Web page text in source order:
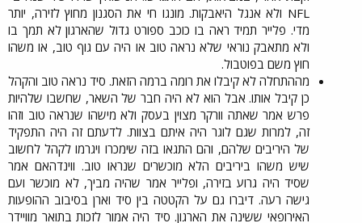
NFL ולא אנגל היאבקות. מונגו חי את הסגנון מחוץ לזירה, יותר
מדי. פלייר תמיד ראה בו כוכב ספורט גדול שהארגון לא תמך בו
ולא מתאבק נוראי שלא נראה טוב או היה עם גוף טוב, או משהו
חוץ משם בפוטבול.​
מההתחלה לא קיבלו את רומה ברמה הזאת. סיד נראה טוב והקהל
כן קיבל אותו. אבל הוא לא היה חבר של השאר, שחשבו שלהיות
פרש אמר שאתה וורקר מצוין בעסק ולא מישהו שנראה טוב וזהו
זה, למרות שגם לוגר היה איתם בצוות. לדעתם זה היה התפקיד
של היריבים שלהם, והם התגאו בזה שימכרו ויגרמו לקהל לחשוב
שיש משהו ביריבים הלא מוכשרים שנראו טוב. ווינדהאם אמר
שסיד היה גרוע בזירה, ופלייר אמר שהיה מביך, לא מוכשר ועם
גישה רעה. דיברו גם על הקטטה בין סיד וארן בסיבוב ההופעות
האירופאי ששינה את הארגון. סיד היה אמור לזכות בתואר מוויידר